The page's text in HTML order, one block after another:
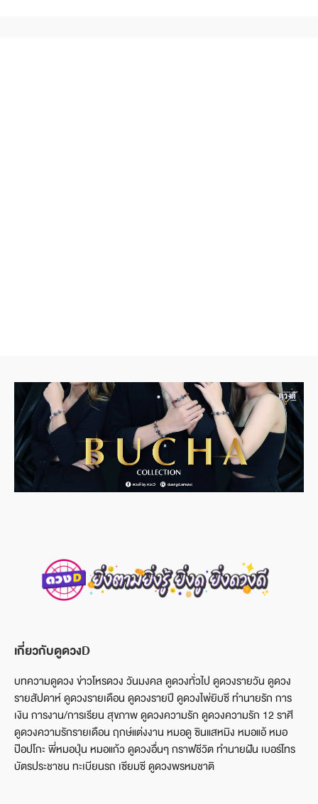
เกี่ยวกับดูดวงD
บทความดูดวง ข่าวโหรดวง วันมงคล ดูดวงทั่วไป ดูดวงรายวัน ดูดวง
รายสัปดาห์ ดูดวงรายเดือน ดูดวงรายปี ดูดวงไพ่ยิบซี ทำนายรัก การ
เงิน การงาน/การเรียน สุขภาพ ดูดวงความรัก ดูดวงความรัก 12 ราศี
ดูดวงความรักรายเดือน ฤกษ์แต่งงาน หมอดู ซินแสหมิง หมอแอ้ หมอ
ป๊อปโกะ พี่หมอปุ่น หมอแก้ว ดูดวงอื่นๆ กราฟชีวิต ทำนายฝัน เบอร์โทร
บัตรประชาชน ทะเบียนรถ เซียมซี ดูดวงพรหมชาติ